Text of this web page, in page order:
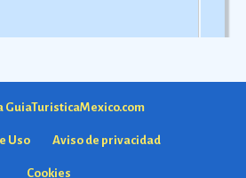
GuiaTuristicaMexico.com
Uso Aviso de privacidad
Cookies